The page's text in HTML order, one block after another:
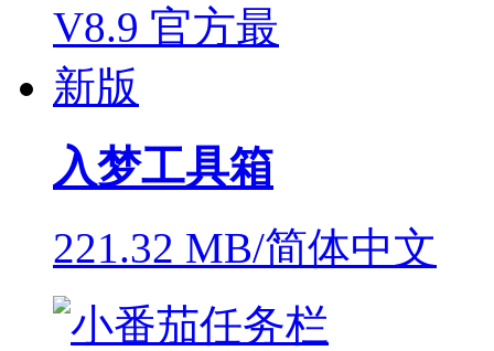
入梦工具箱
221.32 MB/简体中文